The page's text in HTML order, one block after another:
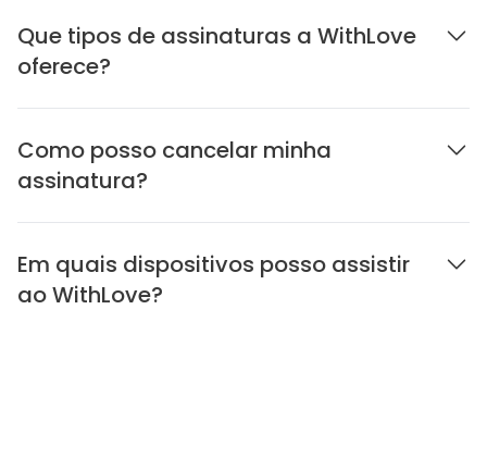
Que tipos de assinaturas a WithLove
oferece?
Como posso cancelar minha
assinatura?
Em quais dispositivos posso assistir
ao WithLove?